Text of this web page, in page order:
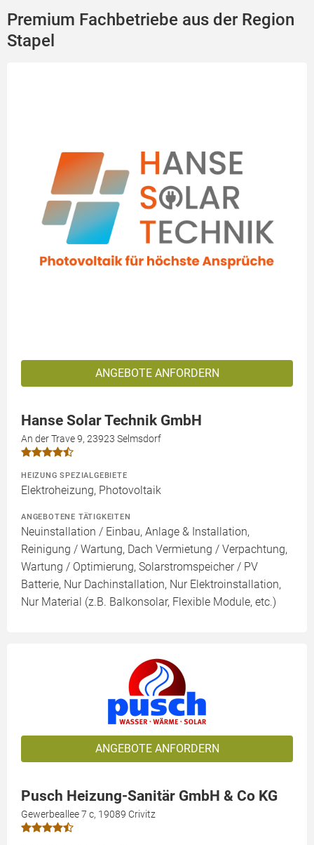
Premium Fachbetriebe aus der Region
Stapel
ANGEBOTE ANFORDERN
Hanse Solar Technik GmbH
An der Trave 9, 23923 Selmsdorf
HEIZUNG SPEZIALGEBIETE
Elektroheizung, Photovoltaik
ANGEBOTENE TÄTIGKEITEN
Neuinstallation / Einbau, Anlage & Installation,
Reinigung / Wartung, Dach Vermietung / Verpachtung,
Wartung / Optimierung, Solarstromspeicher / PV
Batterie, Nur Dachinstallation, Nur Elektroinstallation,
Nur Material (z.B. Balkonsolar, Flexible Module, etc.)
ANGEBOTE ANFORDERN
Pusch Heizung-Sanitär GmbH & Co KG
Gewerbeallee 7 c, 19089 Crivitz